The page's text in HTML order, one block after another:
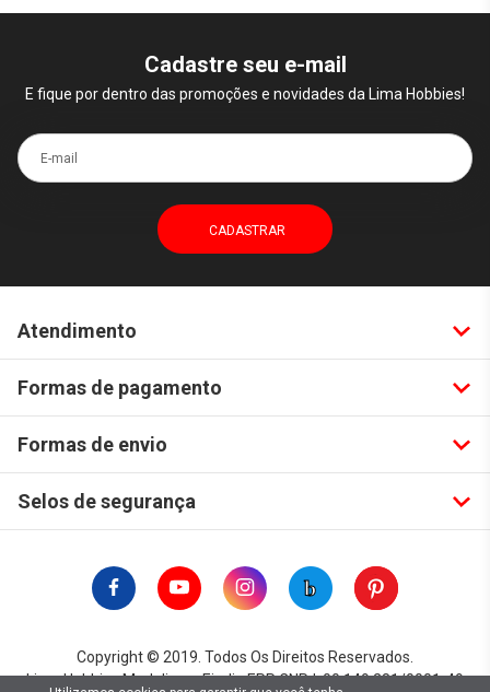
Cadastre seu e-mail
E fique por dentro das promoções e novidades da Lima Hobbies!
E-mail
Atendimento
Formas de pagamento
Formas de envio
Selos de segurança
Copyright © 2019. Todos Os Direitos Reservados.
Lima Hobbies Modelismo Eireli - EPP CNPJ: 00.149.281/0001-49